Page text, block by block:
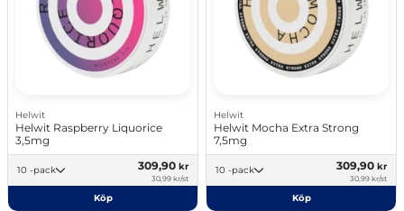
Helwit
Helwit Raspberry Liquorice
3,5mg
10 -pack 309,90 kr
30,99 kr/st
Köp
Helwit
Helwit Mocha Extra Strong
7,5mg
10 -pack 309,90 kr
30,99 kr/st
Köp